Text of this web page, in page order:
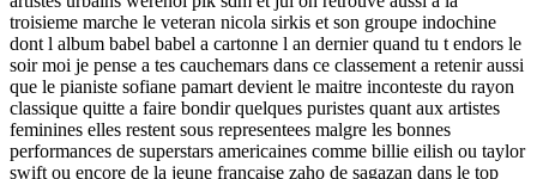
troisieme marche le veteran nicola sirkis et son groupe indochine
dont l album babel babel a cartonne l an dernier quand tu t endors le
soir moi je pense a tes cauchemars dans ce classement a retenir aussi
que le pianiste sofiane pamart devient le maitre inconteste du rayon
classique quitte a faire bondir quelques puristes quant aux artistes
feminines elles restent sous representees malgre les bonnes
performances de superstars americaines comme billie eilish ou taylor
swift ou encore de la jeune francaise zaho de sagazan dans le top